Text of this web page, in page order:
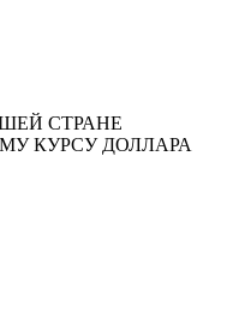
СТРАНЕ
КУРСУ ДОЛЛАРА